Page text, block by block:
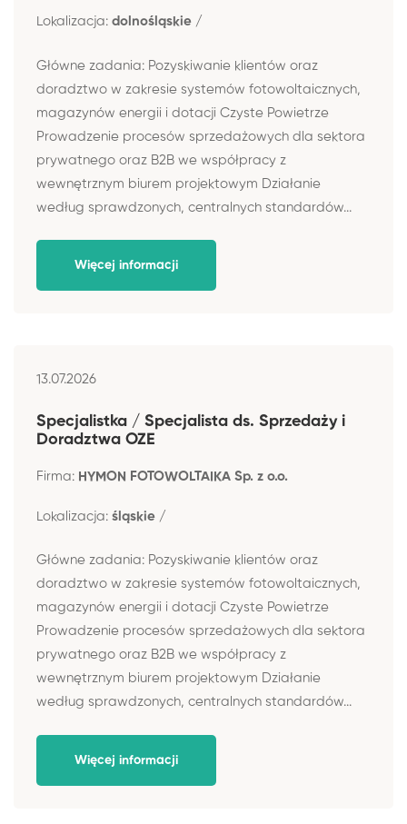
Lokalizacja: dolnośląskie /
Główne zadania: Pozyskiwanie klientów oraz
doradztwo w zakresie systemów fotowoltaicznych,
magazynów energii i dotacji Czyste Powietrze
Prowadzenie procesów sprzedażowych dla sektora
prywatnego oraz B2B we współpracy z
wewnętrznym biurem projektowym Działanie
według sprawdzonych, centralnych standardów...
Więcej informacji
13.07.2026
Specjalistka / Specjalista ds. Sprzedaży i
Doradztwa OZE
Firma: HYMON FOTOWOLTAIKA Sp. z o.o.
Lokalizacja: śląskie /
Główne zadania: Pozyskiwanie klientów oraz
doradztwo w zakresie systemów fotowoltaicznych,
magazynów energii i dotacji Czyste Powietrze
Prowadzenie procesów sprzedażowych dla sektora
prywatnego oraz B2B we współpracy z
wewnętrznym biurem projektowym Działanie
według sprawdzonych, centralnych standardów...
Więcej informacji